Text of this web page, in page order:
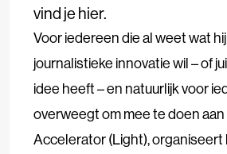
vind je hier.
Voor iedereen die al weet wat
journalistieke innovatie wil – of
idee heeft – en natuurlijk voor
overweegt om mee te doen aan
Accelerator (Light), organiseert